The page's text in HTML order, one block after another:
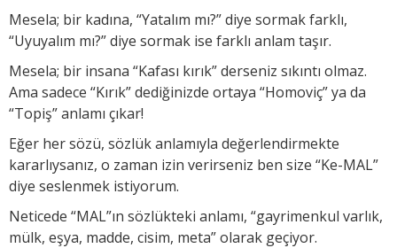
Mesela; bir kadına, “Yatalım mı?” diye sormak farklı,
“Uyuyalım mı?” diye sormak ise farklı anlam taşır.
Mesela; bir insana “Kafası kırık” derseniz sıkıntı olmaz.
Ama sadece “Kırık” dediğinizde ortaya “Homoviç” ya da
“Topiş” anlamı çıkar!
Eğer her sözü, sözlük anlamıyla değerlendirmekte
kararlıysanız, o zaman izin verirseniz ben size “Ke-MAL”
diye seslenmek istiyorum.
Neticede “MAL”ın sözlükteki anlamı, “gayrimenkul varlık,
mülk, eşya, madde, cisim, meta” olarak geçiyor.